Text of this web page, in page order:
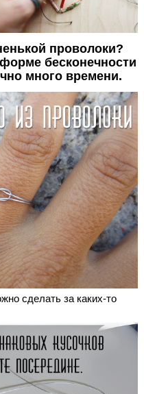
проволоки?
бесконечности
много времени.
сделать за каких-то